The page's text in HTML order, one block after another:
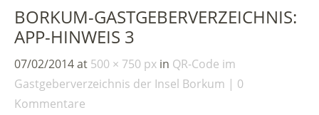
BORKUM-GASTGEBERVERZEICHNIS:
APP-HINWEIS 3
07/02/2014at 500 × 750 px in QR-Code im
Gastgeberverzeichnis der Insel Borkum
0
Kommentare